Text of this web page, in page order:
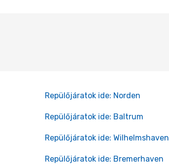
Repülőjáratok ide: Norden
Repülőjáratok ide: Baltrum
Repülőjáratok ide: Wilhelmshaven
Repülőjáratok ide: Bremerhaven